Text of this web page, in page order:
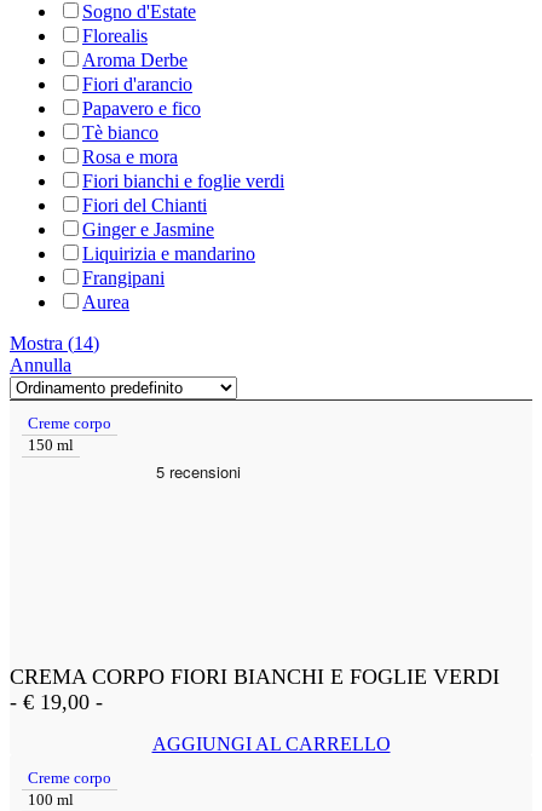
Sogno d'Estate
Florealis
Aroma Derbe
Fiori d'arancio
Papavero e fico
Tè bianco
Rosa e mora
Fiori bianchi e foglie verdi
Fiori del Chianti
Ginger e Jasmine
Liquirizia e mandarino
Frangipani
Aurea
Mostra (14)
Annulla
Creme corpo
150 ml
CREMA CORPO FIORI BIANCHI E FOGLIE VERDI
- € 19,00 -
AGGIUNGI AL CARRELLO
Creme corpo
100 ml